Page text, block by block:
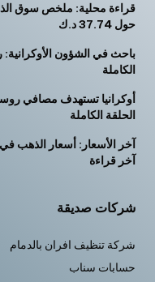
حول 37.74 د.ك
باحث في الشؤون الأوكرانية:
الكاملة
أوكرانيا تستهدف مصافي
الحلقة الكاملة
آخر الأسعار: أسعار الذهب
آخر قراءة
شركات صديقة
شركة تنظيف افران بالدمام
حسابات سناب